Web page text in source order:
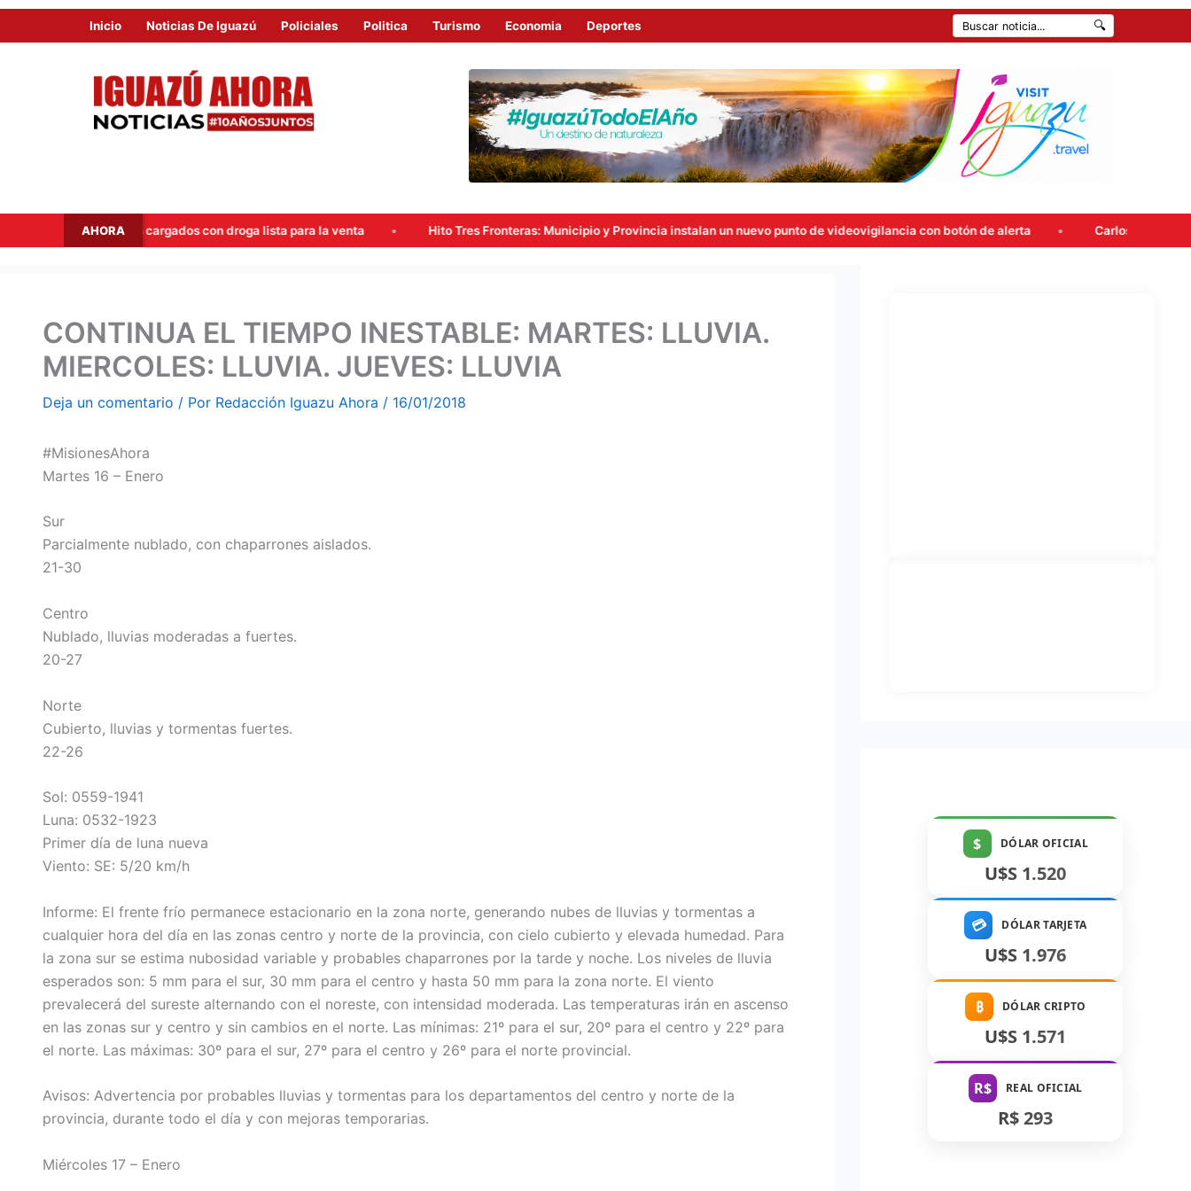
Inicio Noticias De Iguazú Policiales Politica Turismo Economia Deportes 🔍
AHORA
con droga lista para la venta Hito Tres Fronteras: Municipio y Provincia instalan un nuevo punto de videovigilancia con botón de alerta Carlos Rovira rompió el silencio y anticipó su
CONTINUA EL TIEMPO INESTABLE: MARTES: LLUVIA.
MIERCOLES: LLUVIA. JUEVES: LLUVIA
Deja un comentario / Por Redacción Iguazu Ahora / 16/01/2018
#MisionesAhora
Martes 16 – Enero
Sur
Parcialmente nublado, con chaparrones aislados.
21-30
Centro
Nublado, lluvias moderadas a fuertes.
20-27
Norte
Cubierto, lluvias y tormentas fuertes.
22-26
Sol: 0559-1941
Luna: 0532-1923
Primer día de luna nueva
Viento: SE: 5/20 km/h
Informe: El frente frío permanece estacionario en la zona norte, generando nubes de lluvias y tormentas a
cualquier hora del día en las zonas centro y norte de la provincia, con cielo cubierto y elevada humedad. Para
la zona sur se estima nubosidad variable y probables chaparrones por la tarde y noche. Los niveles de lluvia
esperados son: 5 mm para el sur, 30 mm para el centro y hasta 50 mm para la zona norte. El viento
prevalecerá del sureste alternando con el noreste, con intensidad moderada. Las temperaturas irán en ascenso
en las zonas sur y centro y sin cambios en el norte. Las mínimas: 21º para el sur, 20º para el centro y 22º para
el norte. Las máximas: 30º para el sur, 27º para el centro y 26º para el norte provincial.
Avisos: Advertencia por probables lluvias y tormentas para los departamentos del centro y norte de la
provincia, durante todo el día y con mejoras temporarias.
Miércoles 17 – Enero
$ DÓLAR OFICIAL
U$S 1.520
💳 DÓLAR TARJETA
U$S 1.976
₿ DÓLAR CRIPTO
U$S 1.571
R$ REAL OFICIAL
R$ 293